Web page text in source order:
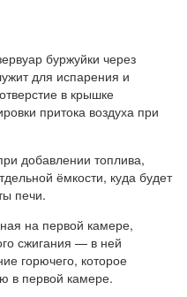
буржуйки через
для испарения и
в крышке
притока воздуха при
добавлении топлива,
ёмкости, куда будет
печи.
на первой камере,
сжигания — в ней
горючего, которое
в первой камере.